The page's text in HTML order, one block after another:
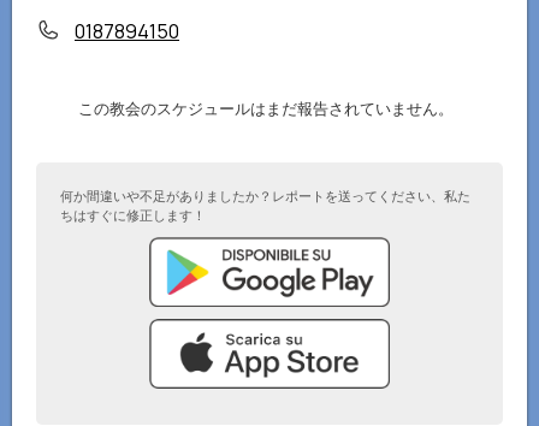
0187894150
この教会のスケジュールはまだ報告されていません。
何か間違いや不足がありましたか？レポートを送ってください、私た
ちはすぐに修正します！